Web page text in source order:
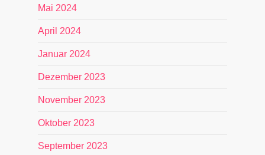
Mai 2024
April 2024
Januar 2024
Dezember 2023
November 2023
Oktober 2023
September 2023